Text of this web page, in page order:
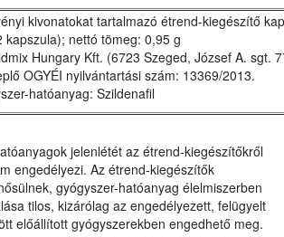
kivonatokat tartalmazó étrend-kiegészítő
kapszula); nettó tömeg: 0,95 g
Hungary Kft. (6723 Szeged, József A. sgt.
OGYÉI nyilvántartási szám: 13369/2013.
hatóanyag: Szildenafil
jelenlétét az étrend-kiegészítőkről
engedélyezi. Az étrend-kiegészítők
gyógyszer-hatóanyag élelmiszerben
tilos, kizárólag az engedélyezett, felügyelt
előállított gyógyszerekben engedhető meg.